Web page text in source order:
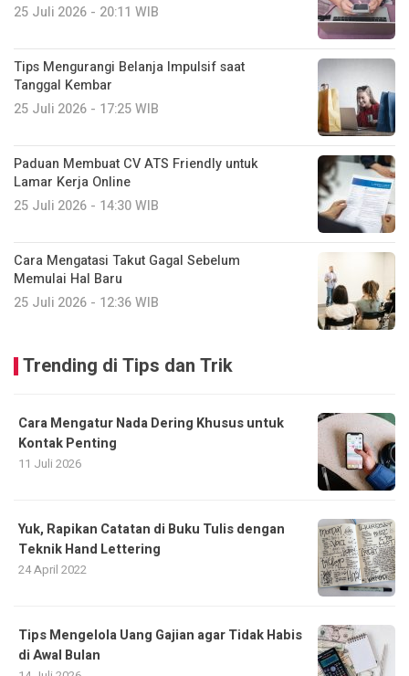
25 Juli 2026 - 20:11 WIB
Tips Mengurangi Belanja Impulsif saat
Tanggal Kembar
25 Juli 2026 - 17:25 WIB
Paduan Membuat CV ATS Friendly untuk
Lamar Kerja Online
25 Juli 2026 - 14:30 WIB
Cara Mengatasi Takut Gagal Sebelum
Memulai Hal Baru
25 Juli 2026 - 12:36 WIB
Trending di Tips dan Trik
Cara Mengatur Nada Dering Khusus untuk
Kontak Penting
11 Juli 2026
Yuk, Rapikan Catatan di Buku Tulis dengan
Teknik Hand Lettering
24 April 2022
Tips Mengelola Uang Gajian agar Tidak Habis
di Awal Bulan